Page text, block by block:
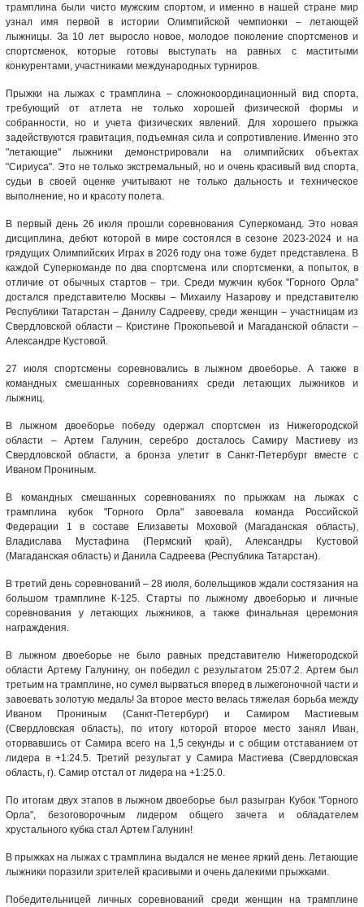
трамплина были чисто мужским спортом, и именно в нашей стране мир
узнал имя первой в истории Олимпийской чемпионки – летающей
лыжницы. За 10 лет выросло новое, молодое поколение спортсменов и
спортсменок, которые готовы выступать на равных с маститыми
конкурентами, участниками международных турниров.
Прыжки на лыжах с трамплина – сложнокоординационный вид спорта,
требующий от атлета не только хорошей физической формы и
собранности, но и учета физических явлений. Для хорошего прыжка
задействуются гравитация, подъемная сила и сопротивление. Именно это
"летающие" лыжники демонстрировали на олимпийских объектах
"Сириуса". Это не только экстремальный, но и очень красивый вид спорта,
судьи в своей оценке учитывают не только дальность и техническое
выполнение, но и красоту полета.
В первый день 26 июля прошли соревнования Суперкоманд. Это новая
дисциплина, дебют которой в мире состоялся в сезоне 2023-2024 и на
грядущих Олимпийских Играх в 2026 году она тоже будет представлена. В
каждой Суперкоманде по два спортсмена или спортсменки, а попыток, в
отличие от обычных стартов – три. Среди мужчин кубок "Горного Орла"
достался представителю Москвы – Михаилу Назарову и представителю
Республики Татарстан – Данилу Садрееву, среди женщин – участницам из
Свердловской области – Кристине Прокопьевой и Магаданской области –
Александре Кустовой.
27 июля спортсмены соревновались в лыжном двоеборье. А также в
командных смешанных соревнованиях среди летающих лыжников и
лыжниц.
В лыжном двоеборье победу одержал спортсмен из Нижегородской
области – Артем Галунин, серебро досталось Самиру Мастиеву из
Свердловской области, а бронза улетит в Санкт-Петербург вместе с
Иваном Прониным.
В командных смешанных соревнованиях по прыжкам на лыжах с
трамплина кубок "Горного Орла" завоевала команда Российской
Федерации 1 в составе Елизаветы Моховой (Магаданская область),
Владислава Мустафина (Пермский край), Александры Кустовой
(Магаданская область) и Данила Садреева (Республика Татарстан).
В третий день соревнований – 28 июля, болельщиков ждали состязания на
большом трамплине К-125. Старты по лыжному двоеборью и личные
соревнования у летающих лыжников, а также финальная церемония
награждения.
В лыжном двоеборье не было равных представителю Нижегородской
области Артему Галунину, он победил с результатом 25:07.2. Артем был
третьим на трамплине, но сумел вырваться вперед в лыжегоночной части и
завоевать золотую медаль! За второе место велась тяжелая борьба между
Иваном Прониным (Санкт-Петербург) и Самиром Мастиевым
(Свердловская область), по итогу которой второе место занял Иван,
оторвавшись от Самира всего на 1,5 секунды и с общим отставанием от
лидера в +1:24.5. Третий результат у Самира Мастиева (Свердловская
область, г). Самир отстал от лидера на +1:25.0.
По итогам двух этапов в лыжном двоеборье был разыгран Кубок "Горного
Орла", безоговорочным лидером общего зачета и обладателем
хрустального кубка стал Артем Галунин!
В прыжках на лыжах с трамплина выдался не менее яркий день. Летающие
лыжники поразили зрителей красивыми и очень далекими прыжками.
Победительницей личных соревнований среди женщин на трамплине